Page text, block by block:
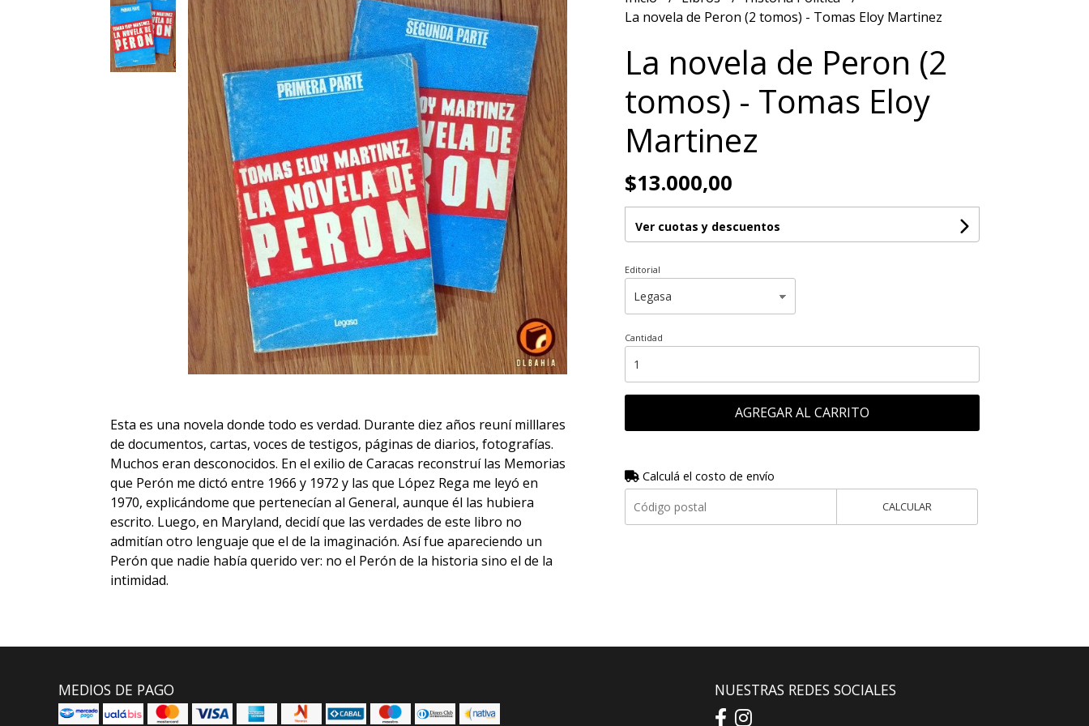
Esta es una novela donde todo es verdad. Durante diez años reuní milllares
de documentos, cartas, voces de testigos, páginas de diarios, fotografías.
Muchos eran desconocidos. En el exilio de Caracas reconstruí las Memorias
que Perón me dictó entre 1966 y 1972 y las que López Rega me leyó en
1970, explicándome que pertenecían al General, aunque él las hubiera
escrito. Luego, en Maryland, decidí que las verdades de este libro no
admitían otro lenguaje que el de la imaginación. Así fue apareciendo un
Perón que nadie había querido ver: no el Perón de la historia sino el de la
intimidad.
La novela de Peron (2 tomos) - Tomas Eloy Martinez
La novela de Peron (2
tomos) - Tomas Eloy
Martinez
$13.000,00
Ver cuotas y descuentos
Editorial
Cantidad
AGREGAR AL CARRITO
Calculá el costo de envío
CALCULAR
MEDIOS DE PAGO NUESTRAS REDES SOCIALES